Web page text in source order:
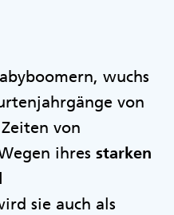
wuchs
von
von
ihres starken
sie auch als